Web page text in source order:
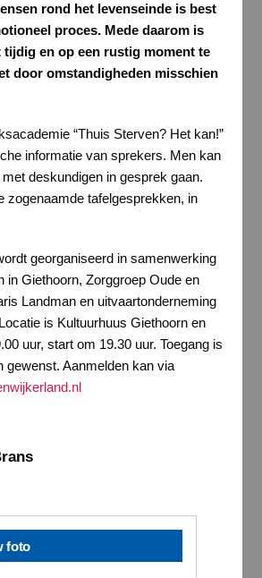
rond het levenseinde is best
proces. Mede daarom is
tijdig en op een rustig moment te
door omstandigheden misschien
“Thuis Sterven? Het kan!”
informatie van sprekers. Men kan
deskundigen in gesprek gaan.
zogenaamde tafelgesprekken, in
georganiseerd in samenwerking
in Giethoorn, Zorggroep Oude en
Landman en uitvaartonderneming
is Kultuurhuus Giethoorn en
uur, start om 19.30 uur. Toegang is
gewenst. Aanmelden kan via
foto